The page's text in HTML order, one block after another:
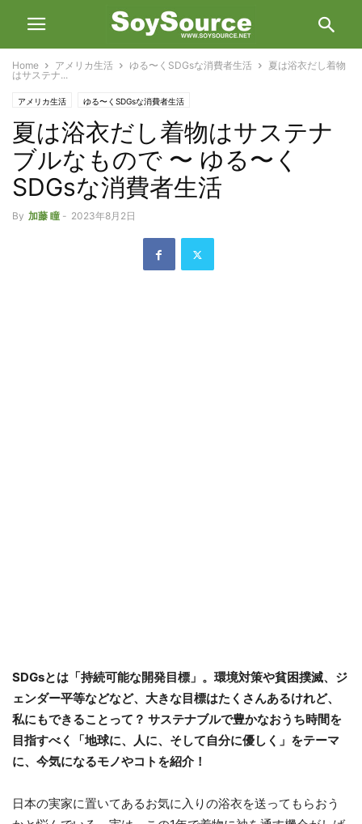
Home アメリカ生活 ゆる〜くSDGsな消費者生活
夏は浴衣だし着物
はサステナ...
アメリカ生活 ゆる〜くSDGsな消費者生活
夏は浴衣だし着物はサステナ
ブルなもので 〜 ゆる〜く
SDGsな消費者生活
By 加藤 瞳 - 2023年8月2日
​SDGsとは「持続可能な開発目標」。環境対策や貧困撲滅、ジ
ェンダー平等などなど、大きな目標はたくさんあるけれど、
私にもできることって？ サステナブルで豊かなおうち時間を
目指すべく「地球に、人に、そして自分に優しく」をテーマ
に、今気になるモノやコトを紹介！
日本の実家に置いてあるお気に入りの浴衣を送ってもらおう